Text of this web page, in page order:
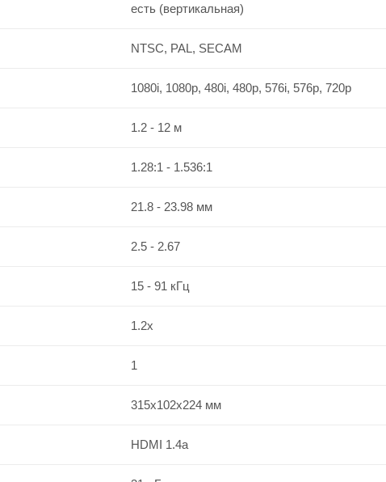
есть (вертикальная)
NTSC, PAL, SECAM
1080i, 1080p, 480i, 480p, 576i, 576p, 720p
1.2 - 12 м
1.28:1 - 1.536:1
21.8 - 23.98 мм
2.5 - 2.67
15 - 91 кГц
1.2x
1
315x102x224 мм
HDMI 1.4a